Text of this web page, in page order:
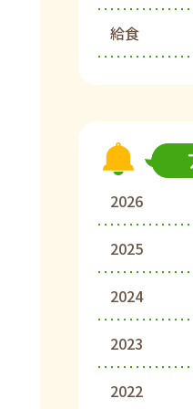
給食
2026
2025
2024
2023
2022